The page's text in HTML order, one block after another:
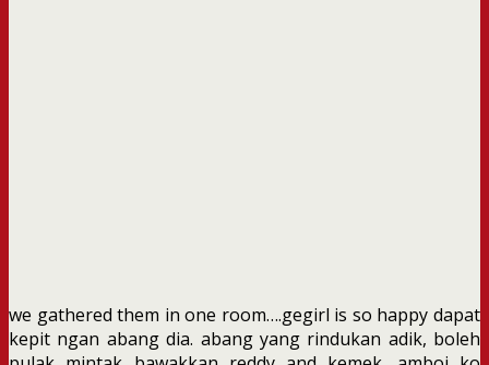
we gathered them in one room….gegirl is so happy dapat
kepit ngan abang dia. abang yang rindukan adik, boleh